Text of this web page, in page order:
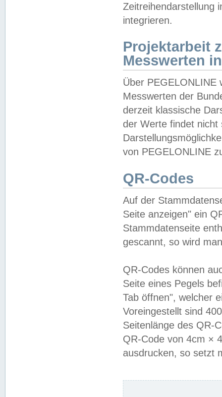
Zeitreihendarstellung
integrieren.
Projektarbeit
Messwerten
Über PEGELONLINE
Messwerten der
derzeit klassische
der Werte findet
von PEGELONLINE
QR-Codes
Auf der
Seite anzeigen" ein
Stammdatenseite
gescannt, so wird
QR-Codes können
Seite eines Pegels
Tab öffnen", welcher
Voreingestellt sind
Seitenlänge des QR-
QR-Code von 4cm ×
ausdrucken, so setzt